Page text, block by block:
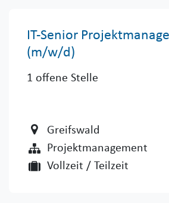
IT-Senior
(m/w/d)
1 offene Stelle
Greifswald
Projektmanagement
Vollzeit / Teilzeit